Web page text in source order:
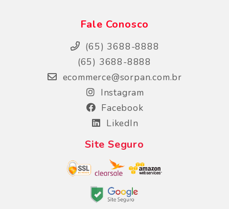
Fale Conosco
(65) 3688-8888
(65) 3688-8888
ecommerce@sorpan.com.br
Instagram
Facebook
LikedIn
Site Seguro